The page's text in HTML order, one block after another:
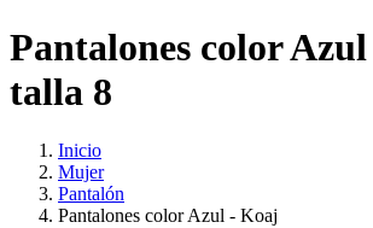
Pantalones color
talla 8
Inicio
Mujer
Pantalón
Pantalones color Azul - Koaj